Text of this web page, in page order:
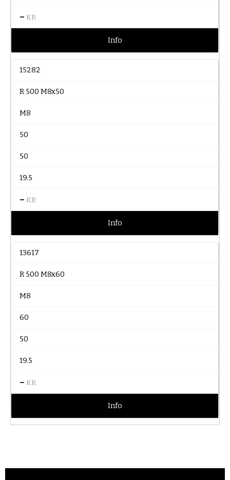
– KR
Info
15282
R 500 M8x50
M8
50
50
19.5
– KR
Info
13617
R 500 M8x60
M8
60
50
19.5
– KR
Info